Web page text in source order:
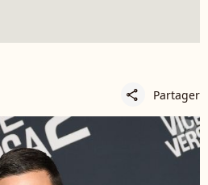
share Partager